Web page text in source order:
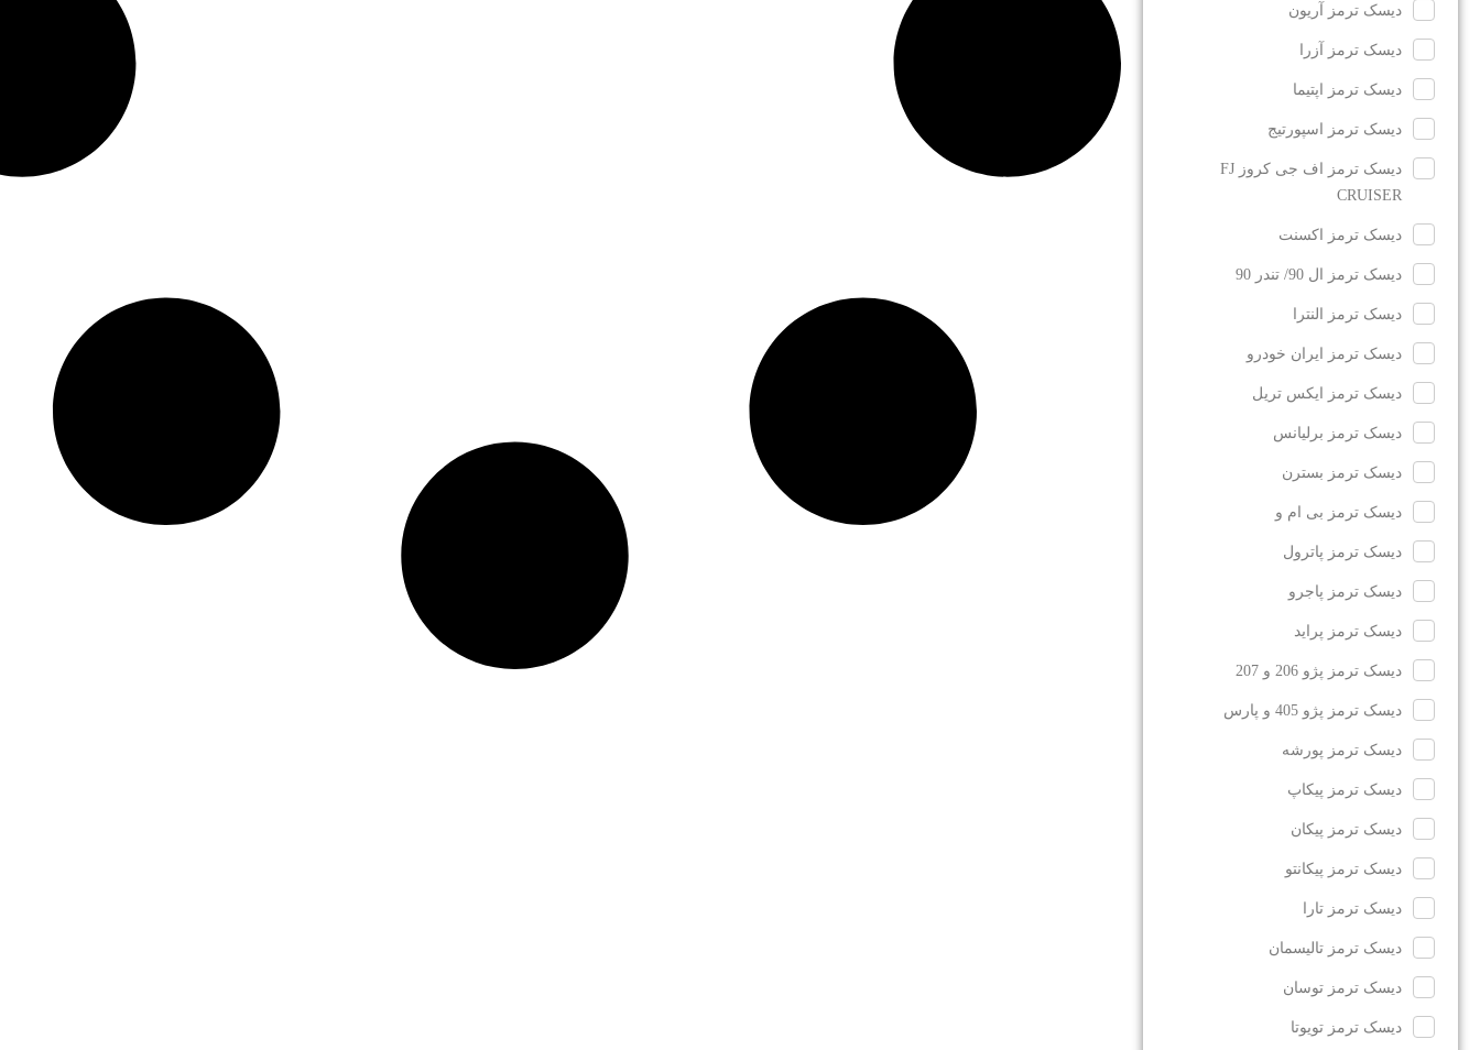
دیسک ترمز آریون
دیسک ترمز آزرا
دیسک ترمز اپتیما
دیسک ترمز اسپورتیج
دیسک ترمز اف جی کروز FJ
CRUISER
دیسک ترمز اکسنت
دیسک ترمز ال 90/ تندر 90
دیسک ترمز النترا
دیسک ترمز ایران خودرو
دیسک ترمز ایکس تریل
دیسک ترمز برلیانس
دیسک ترمز بسترن
دیسک ترمز بی ام و
دیسک ترمز پاترول
دیسک ترمز پاجرو
دیسک ترمز پراید
دیسک ترمز پژو 206 و 207
دیسک ترمز پژو 405 و پارس
دیسک ترمز پورشه
دیسک ترمز پیکاپ
دیسک ترمز پیکان
دیسک ترمز پیکانتو
دیسک ترمز تارا
دیسک ترمز تالیسمان
دیسک ترمز توسان
دیسک ترمز تویوتا